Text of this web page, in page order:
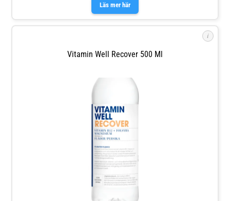
Läs mer här
i
Vitamin Well Recover 500 Ml